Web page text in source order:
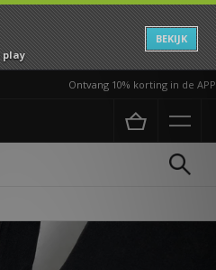
play
BEKIJK
Ontvang 10% korting in de APP*